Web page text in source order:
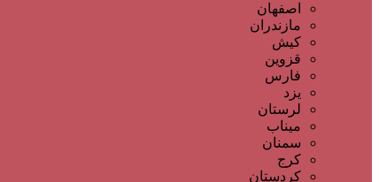
اصفهان
مازندران
کیش
قزوین
فارس
یزد
لرستان
میناب
سمنان
کرج
کردستان